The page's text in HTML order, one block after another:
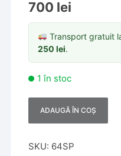
700 lei
Transport gratuit
250lei.
1 în stoc
ADAUGĂ ÎN COȘ
t
SKU: 64SP